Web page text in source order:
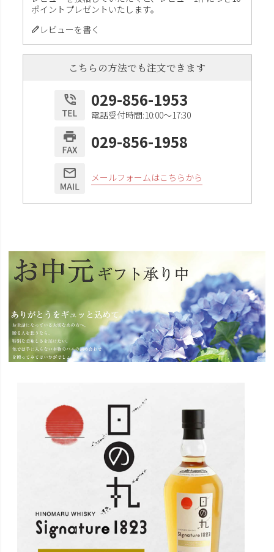
ポイントプレゼントいたします。
レビューを書く
こちらの方法でも注文できます
029-856-1953
電話受付時間:10:00〜17:30
029-856-1958
メールフォームはこちらから